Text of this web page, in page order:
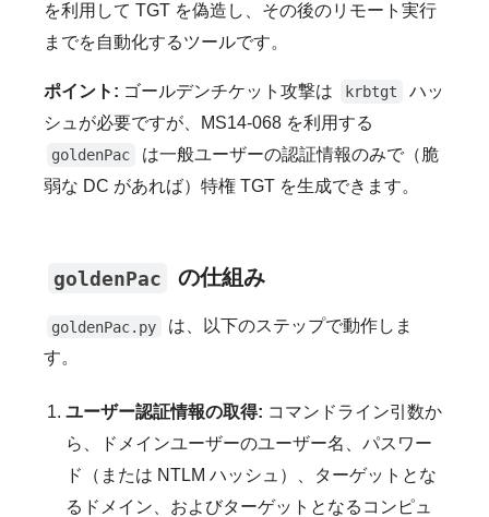
を利用して TGT を偽造し、その後のリモート実行
までを自動化するツールです。
ポイント: ゴールデンチケット攻撃は krbtgt
ハッ
シュが必要ですが、MS14-068 を利用する
goldenPac
は一般ユーザーの認証情報のみで（脆
弱な DC があれば）特権 TGT を生成できます。
goldenPac の仕組み
goldenPac.py
は、以下のステップで動作しま
す。
ユーザー認証情報の取得: コマンドライン引数か
ら、ドメインユーザーのユーザー名、パスワー
ド（または NTLM ハッシュ）、ターゲットとな
るドメイン、およびターゲットとなるコンピュ